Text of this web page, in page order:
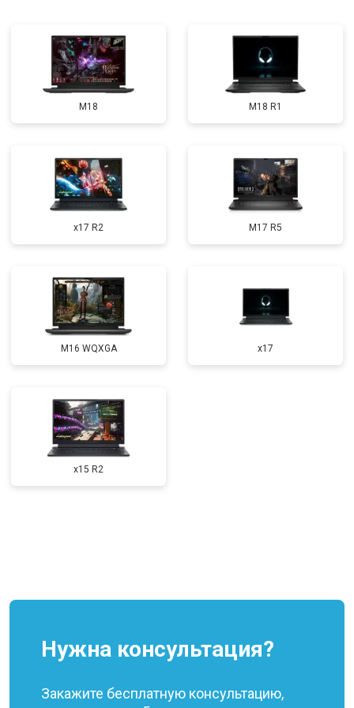
Ремонт цепи питания
Замена USB порта от 2200 ₽ Заказать
Замена микрофона от 2600 ₽ Заказать
Замена оперативной памяти от 1100 ₽ Заказать
Прошивка BIOS от 1500 ₽
Ремонт петель
M18 M18 R1
x17 R2 M17 R5
M16 WQXGA x17
x15 R2
Нужна консультация?
Закажите бесплатную консультацию,